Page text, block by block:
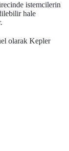
istemcilerin
hale
olarak Kepler